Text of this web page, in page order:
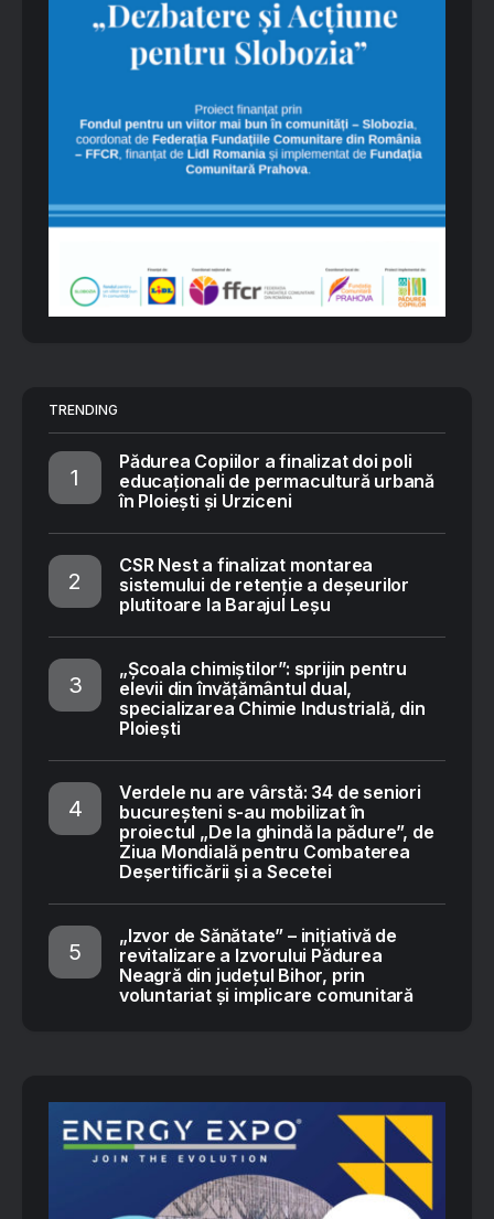
TRENDING
Pădurea Copiilor a finalizat doi poli
educaționali de permacultură urbană
în Ploiești și Urziceni
CSR Nest a finalizat montarea
sistemului de retenție a deșeurilor
plutitoare la Barajul Leșu
„Școala chimiștilor”: sprijin pentru
elevii din învățământul dual,
specializarea Chimie Industrială, din
Ploiești
Verdele nu are vârstă: 34 de seniori
bucureșteni s-au mobilizat în
proiectul „De la ghindă la pădure”, de
Ziua Mondială pentru Combaterea
Deșertificării și a Secetei
„Izvor de Sănătate” – inițiativă de
revitalizare a Izvorului Pădurea
Neagră din județul Bihor, prin
voluntariat și implicare comunitară